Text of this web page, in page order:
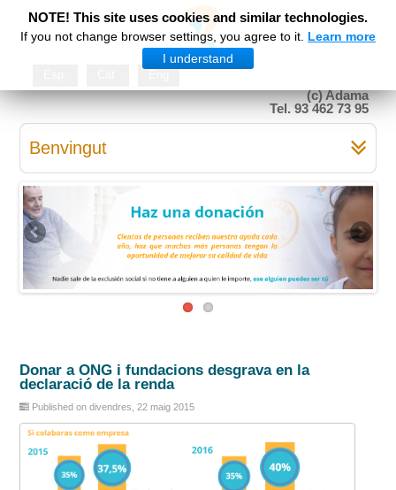
(c) Adama
Tel. 93 462 73 95
NOTE! This site uses cookies and similar technologies.
If you not change browser settings, you agree to it. Learn more
I understand
Benvingut
Donar a ONG i fundacions desgrava en la
declaració de la renda
Published on divendres, 22 maig 2015